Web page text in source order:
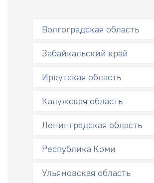
Волгоградская область
Забайкальский край
Иркутская область
Калужская область
Ленинградская область
Республика Коми
Ульяновская область